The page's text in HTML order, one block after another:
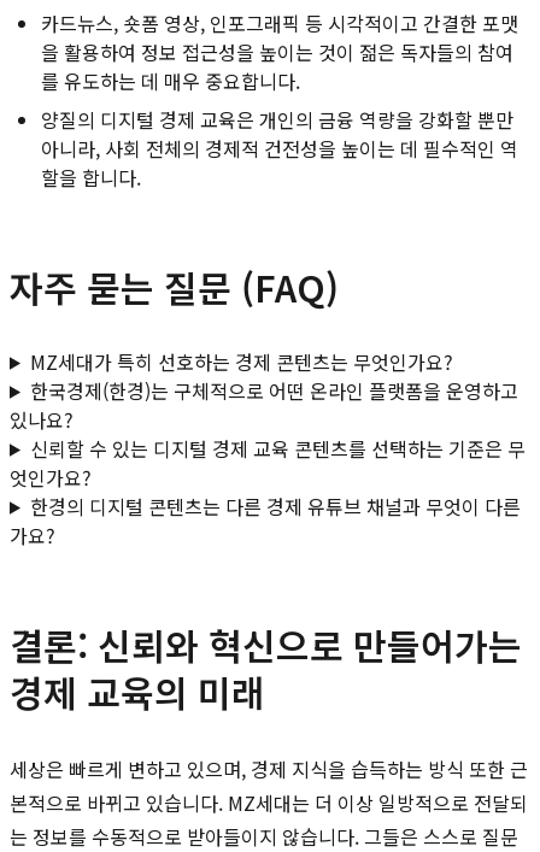
카드뉴스, 숏폼 영상, 인포그래픽 등 시각적이고 간결한 포맷
을 활용하여 정보 접근성을 높이는 것이 젊은 독자들의 참여
를 유도하는 데 매우 중요합니다.
양질의 디지털 경제 교육은 개인의 금융 역량을 강화할 뿐만
아니라, 사회 전체의 경제적 건전성을 높이는 데 필수적인 역
할을 합니다.
자주 묻는 질문 (FAQ)
MZ세대가 특히 선호하는 경제 콘텐츠는 무엇인가요?
한국경제(한경)는 구체적으로 어떤 온라인 플랫폼을 운영하고
있나요?
신뢰할 수 있는 디지털 경제 교육 콘텐츠를 선택하는 기준은 무
엇인가요?
한경의 디지털 콘텐츠는 다른 경제 유튜브 채널과 무엇이 다른
가요?
결론: 신뢰와 혁신으로 만들어가는
경제 교육의 미래
세상은 빠르게 변하고 있으며, 경제 지식을 습득하는 방식 또한 근
본적으로 바뀌고 있습니다. MZ세대는 더 이상 일방적으로 전달되
는 정보를 수동적으로 받아들이지 않습니다. 그들은 스스로 질문